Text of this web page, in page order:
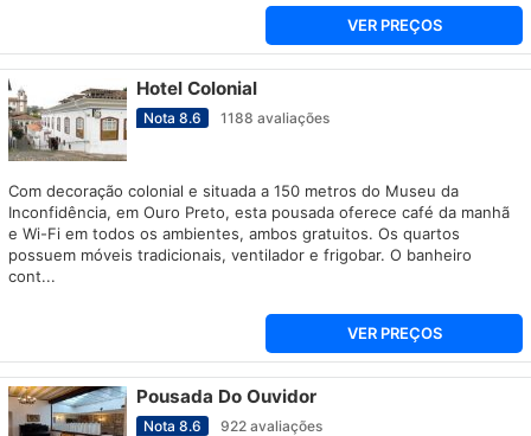
VER PREÇOS
Hotel Colonial
Nota 8.6 1188 avaliações
Com decoração colonial e situada a 150 metros do Museu da
Inconfidência, em Ouro Preto, esta pousada oferece café da manhã
e Wi-Fi em todos os ambientes, ambos gratuitos. Os quartos
possuem móveis tradicionais, ventilador e frigobar. O banheiro
cont...
VER PREÇOS
Pousada Do Ouvidor
Nota 8.6 922 avaliações